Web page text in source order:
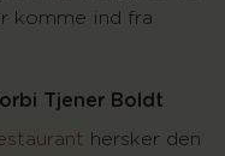
komme ind fra
Tjener Boldt
hersker den